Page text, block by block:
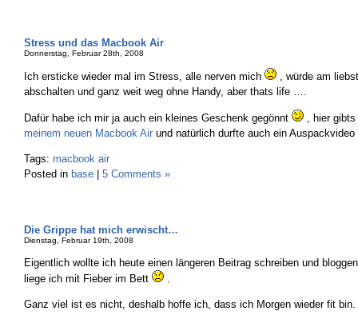
Stress und das Macbook Air
Donnerstag, Februar 28th, 2008
Ich ersticke wieder mal im Stress, alle nerven mich
, würde am
abschalten und ganz weit weg ohne Handy, aber thats life ….
Dafür habe ich mir ja auch ein kleines Geschenk gegönnt
, hier
meinem neuen Macbook Air und natürlich durfte auch ein
Tags: macbook air
Posted in base 5 Comments »
Die Grippe hat mich erwischt…
Dienstag, Februar 19th, 2008
Eigentlich wollte ich heute einen längeren Beitrag schreiben und
liege ich mit Fieber im Bett
.
Ganz viel ist es nicht, deshalb hoffe ich, dass ich Morgen wieder fit bin.